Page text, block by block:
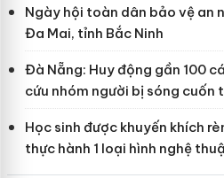
Ngày hội toàn dân bảo vệ an
Đa Mai, tỉnh Bắc Ninh
Đà Nẵng: Huy động gần 100
cứu nhóm người bị sóng cuốn
Học sinh được khuyến khích
thực hành 1 loại hình nghệ